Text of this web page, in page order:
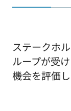
ステークホ
ループが受
機会を評価し